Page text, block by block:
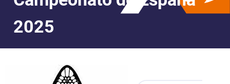
2025